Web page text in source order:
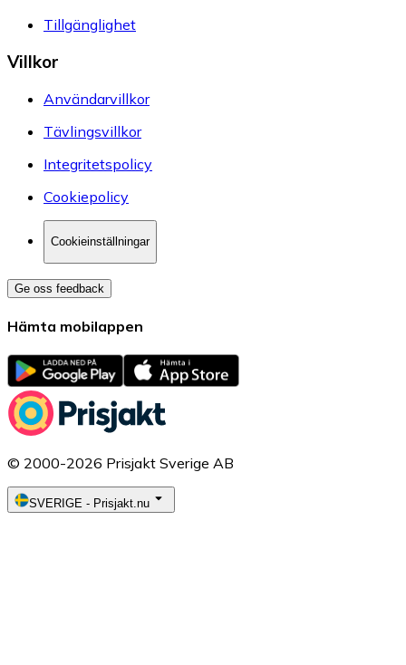
Tillgänglighet
Villkor
Användarvillkor
Tävlingsvillkor
Integritetspolicy
Cookiepolicy
Cookieinställningar
Ge oss feedback
Hämta mobilappen
© 2000-2026 Prisjakt Sverige AB
SVERIGE - Prisjakt.nu